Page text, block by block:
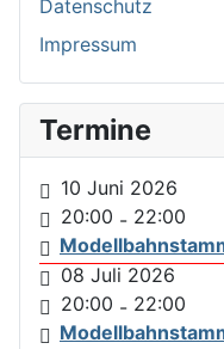
Datenschutz
Impressum
Termine
10 Juni 2026
20:00 - 22:00
08 Juli 2026
20:00 - 22:00